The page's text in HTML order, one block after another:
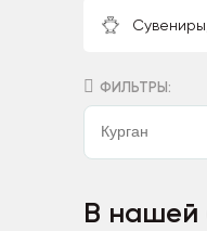
ФИЛЬТРЫ:
В нашей